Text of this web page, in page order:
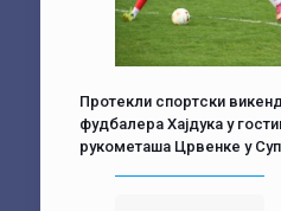
Протекли спортски
фудбалера Хајдука у
рукометаша Црвенке у